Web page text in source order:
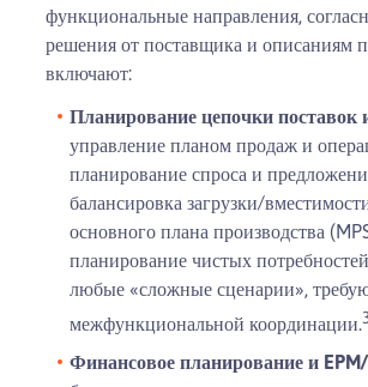
функциональные направления,
решения от поставщика и описаниям
включают:
Планирование цепочки поставок
управление планом продаж и
планирование спроса и
балансировка загрузки/
основного плана производства
планирование чистых
любые «сложные сценарии»,
межфункциональной координации.
Финансовое планирование и